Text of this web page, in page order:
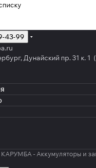
43-99
Дунайский пр. 31 к. 1
- Аккумуляторы и